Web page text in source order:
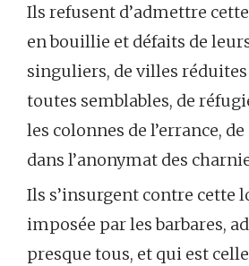
Ils refusent d’admettre
en bouillie et défaits de
singuliers, de villes réduites
toutes semblables, de
les colonnes de l’errance,
dans l’anonymat des
Ils s’insurgent contre cette
imposée par les barbares,
presque tous, et qui est